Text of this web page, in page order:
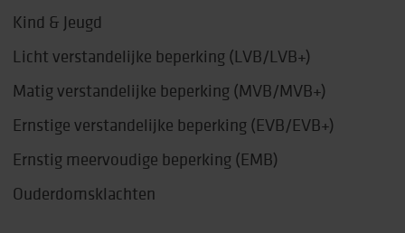
Kind & Jeugd
Licht verstandelijke beperking (LVB/LVB+)
Matig verstandelijke beperking (MVB/MVB+)
Ernstige verstandelijke beperking (EVB/EVB+)
Ernstig meervoudige beperking (EMB)
Ouderdomsklachten